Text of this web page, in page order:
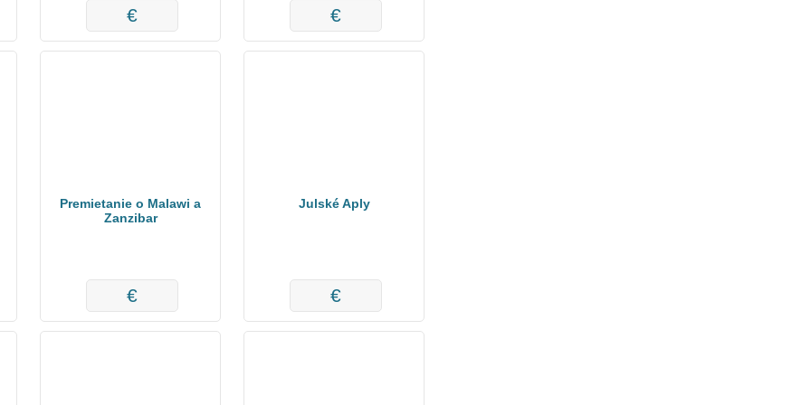
€ €
Premietanie o Malawi a
Zanzibar
€
Julské Aply
€